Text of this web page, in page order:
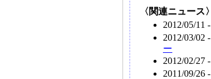
〈関連ニュース〉
2012/05/11 -
2012/03/02 -
ー
2012/02/27 -
2011/09/26 -